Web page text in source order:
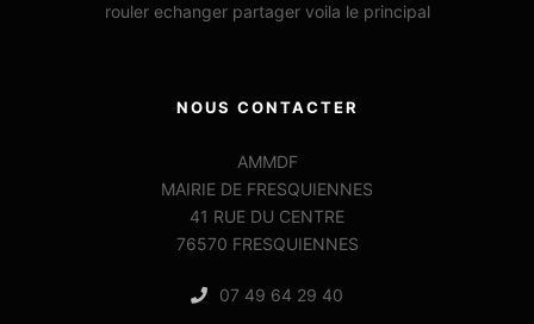
rouler echanger partager voila le principal
NOUS CONTACTER
AMMDF
MAIRIE DE FRESQUIENNES
41 RUE DU CENTRE
76570 FRESQUIENNES
07 49 64 29 40